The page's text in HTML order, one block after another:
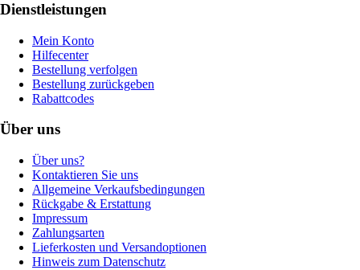
Dienstleistungen
Mein Konto
Hilfecenter
Bestellung verfolgen
Bestellung zurückgeben
Rabattcodes
Über uns
Über uns?
Kontaktieren Sie uns
Allgemeine Verkaufsbedingungen
Rückgabe & Erstattung
Impressum
Zahlungsarten
Lieferkosten und Versandoptionen
Hinweis zum Datenschutz